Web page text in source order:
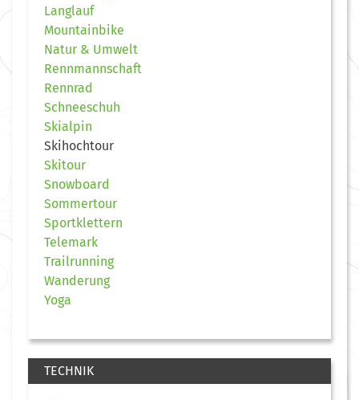
Langlauf
Mountainbike
Natur & Umwelt
Rennmannschaft
Rennrad
Schneeschuh
Skialpin
Skihochtour
Skitour
Snowboard
Sommertour
Sportklettern
Telemark
Trailrunning
Wanderung
Yoga
TECHNIK